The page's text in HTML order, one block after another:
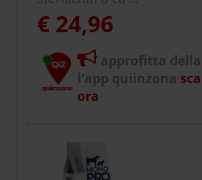
€ 24,96
approfitta della
l'app quiinzona
ora